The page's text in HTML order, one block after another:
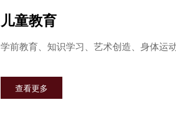
儿童教育
学前教育、知识学习、艺术创造、身体运
查看更多